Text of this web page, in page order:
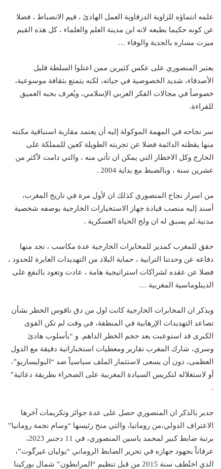
علمه انتماؤه للزاوية الدرقاوية العمل الهادئ ، قيم الانضباط ، فضلا
عن كونه حكيما بطبعه لانه ابن مدينة العلم والعلماء ، كل هذه القيم
ميزت مساره بالجدية والوفاء …
يعتبر المنصوري على عكس كثيرين ممن اعتلوا السلطة قليل
الأصدقاء، شديد الخصوصية في حياته، لكنه يتمتع بثقافة موسوعية،
خصوصاً في مجالات الفكر العربي الإسلامي، ويُعرف بحبه العميق
للقراءة.
سر نجاحه في المهمة الموكولة إليه أن يعتمد مقاربة استباقية مكنته
منها يقظته الدائمة فضلا عن تجربته الطويلة كعين للمملكة على
الخارج وكل الاخطار التي يمكن ان تأتي منه ، والتي دامت لأكثر من
عشرين سنة ، وبالضبط مع بداية 2004 .
من اسرار نجاح المنصوري كذلك ان لأول مرة في تاريخ المغرب،
أسند إليه منصب قيادة جهاز الاستخبارات الخارجية بوصفه شخصية
مدنية.لم يسبق له ان ولج الحياة العسكرية .
حقق للمغرب كمدير للمخابرات الخارجية عدة مكاسب ، نجد منها
دفاعه عن وحدتنا الترابية ، حماية البلاد من التهديدات العابرة للحدود ،
فضلا عن عقده لشراكات استراتيجية هامة ، عادت وتعود بالنفع على
الديبلوماسية المغربية …
ويذكر ان المخابرات الخارجية كانت اول من دق ناقوس الخطر بشأن
تصاعد التهديدات الإرهابية في المنطقة، في وقت لم تكن القوى
الكبرى قد استوعبت بعد حجم الخطر الداهم. و “بأسلوب هادئ
وسري، شارك المغرب تقارير ومعطيات استخباراتية دقيقة مع الدول
العظمى، دون أن يسعى لاستثمار الملف سياسياً ضد “البوليساريو”،
أو لاستغلاله لتكريس السيادة المغربية على الصحراء بطريقة دعائية”
.
جدير بالذكر ان المنصوري حصل على عدة جوائز وتكريمات آخرها
الاعتراف الدولي،من رومانيا، والتي منح رئيسها “وسام نجمة رومانيا”
برتبة ضابط كبير لمحمد ياسين المنصوري، في 11 دجنبر 2023،
عرفاناً بجهود جهازه في تحرير الضابط الروماني “يوليان غيرگوت”،
الذي اختُطف سنة 2015 من قبل تنظيم “المرابطون” شمال بوركينا